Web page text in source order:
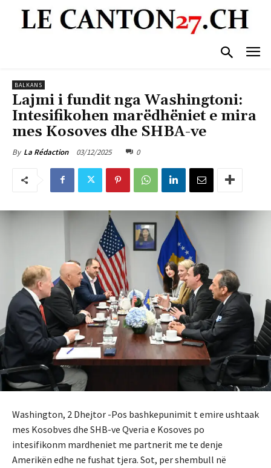
BALKANS
Lajmi i fundit nga Washingtoni:
Intesifikohen marëdhëniet e mira
mes Kosoves dhe SHBA-ve
By La Rédaction 03/12/2025 0
Washington, 2 Dhejtor -Pos bashkepunimit t emire ushtaak
mes Kosobves dhe SHB-ve Qveria e Kosoves po
intesifikonm mardheniet me partnerit me te denje
Amerikën edhe ne fushat tjera. Sot, per shembull në